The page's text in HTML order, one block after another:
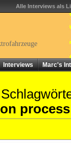
Alle Interviews als
Interviews Marc's
process